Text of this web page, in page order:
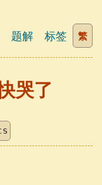
题解 标签 繁
哭了